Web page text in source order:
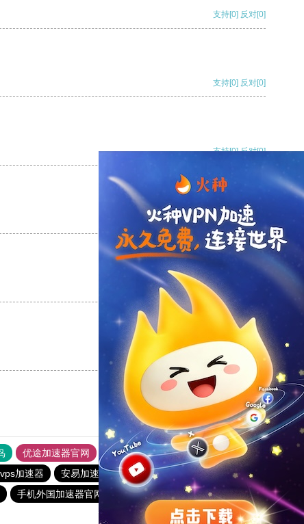
支持[0] 反对[0]
支持[0] 反对[0]
支持[0] 反对[0]
支持[0] 反对
支持
支持 反对 [0]
优途加速器官网 风驰加速器 旋风加速器
八戒看书
加速器 安易加速器 黑豹加速器
vqn加速外网
手机外国加速器官网 加速器试用3小时
雷霆加速